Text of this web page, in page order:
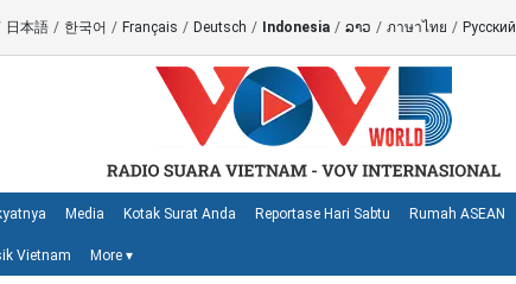
日本語 / 한국어 / Français / Deutsch / Indonesia / ລາວ / ภาษาไทย / Русский
Media Kotak Surat Anda Reportase Hari Sabtu Rumah ASEAN
Vietnam More ▾